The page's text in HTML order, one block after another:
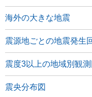
海外の大きな地震
震源地ごとの地震発生
震度3以上の地域別観
震央分布図